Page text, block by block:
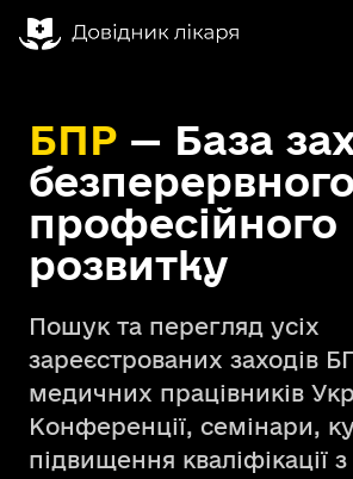
БПР — База
безперервного
професійного
розвитку
Пошук та перегляд усіх
зареєстрованих заходів
медичних працівників
Конференції, семінари,
підвищення кваліфікації з